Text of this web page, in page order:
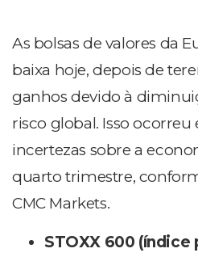
As bolsas de valores da
baixa hoje, depois de
ganhos devido à
risco global. Isso ocorreu
incertezas sobre a
quarto trimestre,
CMC Markets.
STOXX 600 (índice